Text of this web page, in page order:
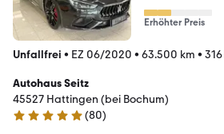
Erhöhter Preis
Unfallfrei • EZ 06/2020 • 63.500 km •
Autohaus Seitz
45527 Hattingen (bei Bochum)
4.9 Sterne
(80)